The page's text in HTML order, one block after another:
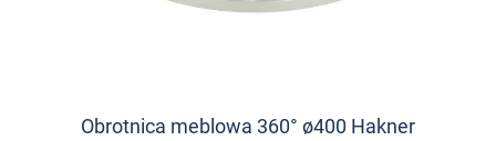
Obrotnica meblowa 360° ø400 Hakner